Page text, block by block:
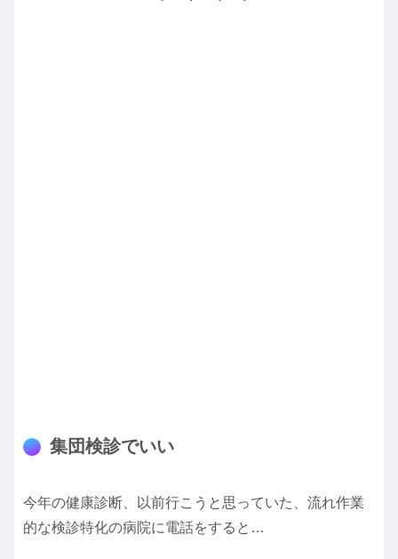
集団検診でいい
今年の健康診断、以前行こうと思っていた、流れ作業
的な検診特化の病院に電話をすると…